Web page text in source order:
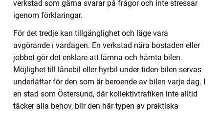
verkstad som gärna svarar på frågor och inte stressar
igenom förklaringar.
För det tredje kan tillgänglighet och läge vara
avgörande i vardagen. En verkstad nära bostaden eller
jobbet gör det enklare att lämna och hämta bilen.
Möjlighet till lånebil eller hyrbil under tiden bilen servas
underlättar för den som är beroende av bilen varje dag. I
en stad som Östersund, där kollektivtrafiken inte alltid
täcker alla behov, blir den här typen av praktiska